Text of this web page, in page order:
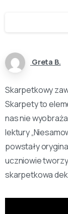
Greta B.
Skarpetkowy
Skarpety to
nas nie
lektury
powstały
uczniowie
skarpetkowa